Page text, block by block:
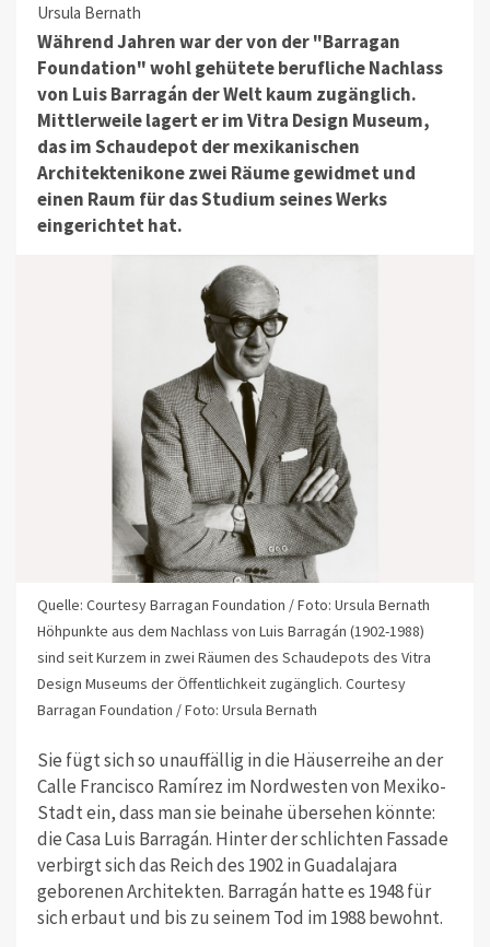
Ursula Bernath
Während Jahren war der von der "Barragan
Foundation" wohl gehütete berufliche Nachlass
von Luis Barragán der Welt kaum zugänglich.
Mittlerweile lagert er im Vitra Design Museum,
das im Schaudepot der mexikanischen
Architektenikone zwei Räume gewidmet und
einen Raum für das Studium seines Werks
eingerichtet hat.
Quelle: Courtesy Barragan Foundation / Foto: Ursula Bernath
Höhpunkte aus dem Nachlass von Luis Barragán (1902-1988)
sind seit Kurzem in zwei Räumen des Schaudepots des Vitra
Design Museums der Öffentlichkeit zugänglich. Courtesy
Barragan Foundation / Foto: Ursula Bernath
Sie fügt sich so unauffällig in die Häuserreihe an der
Calle Francisco Ramírez im Nordwesten von Mexiko-
Stadt ein, dass man sie beinahe übersehen könnte:
die Casa Luis Barragán. Hinter der schlichten Fassade
verbirgt sich das Reich des 1902 in Guadalajara
geborenen Architekten. Barragán hatte es 1948 für
sich erbaut und bis zu seinem Tod im 1988 bewohnt.